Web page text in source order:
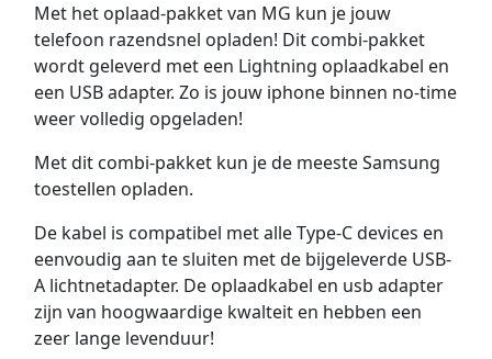
Met het oplaad-pakket van MG kun je jouw
telefoon razendsnel opladen! Dit combi-pakket
wordt geleverd met een Lightning oplaadkabel en
een USB adapter. Zo is jouw iphone binnen no-time
weer volledig opgeladen!
Met dit combi-pakket kun je de meeste Samsung
toestellen opladen.
De kabel is compatibel met alle Type-C devices en
eenvoudig aan te sluiten met de bijgeleverde USB-
A lichtnetadapter. De oplaadkabel en usb adapter
zijn van hoogwaardige kwalteit en hebben een
zeer lange levenduur!